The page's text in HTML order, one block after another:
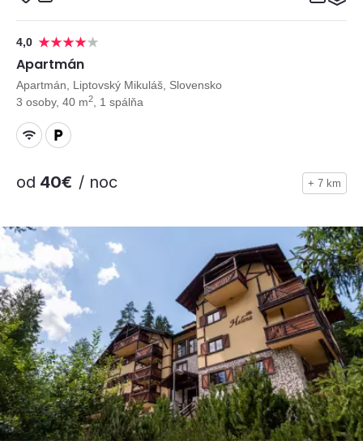
4,0
Apartmán
Apartmán, Liptovský Mikuláš, Slovensko
3 osoby, 40 m2 , 1 spálňa
od 40€ / noc + 7 km